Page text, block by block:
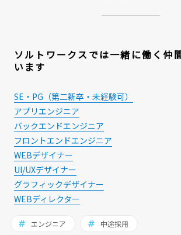
ソルトワークスでは一緒に働く仲
います
SE・PG（第二新卒・未経験可）
アプリエンジニア
バックエンドエンジニア
フロントエンドエンジニア
WEBデザイナー
UI/UXデザイナー
グラフィックデザイナー
WEBディレクター
エンジニア 中途採用